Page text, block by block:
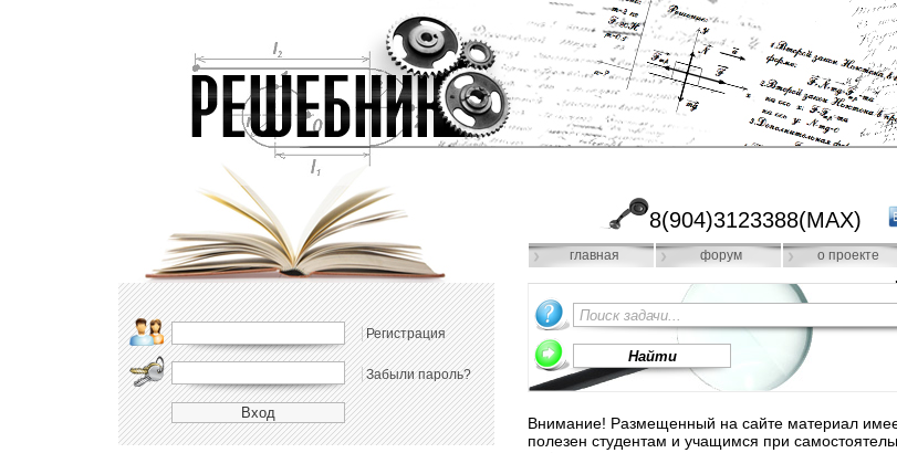
8(904)3123388(MAX)
главная форум о проекте
Регистрация
Забыли пароль?
Внимание! Размещенный на сайте материал
полезен студентам и учащимся при